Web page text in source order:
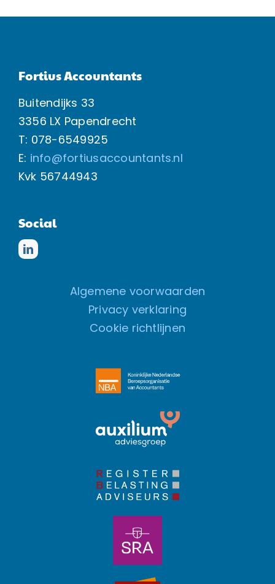
Fortius Accountants
Buitendijks 33
3356 LX Papendrecht
T: 078-6549925
E: info@fortiusaccountants.nl
Kvk 56744943
Social
Algemene voorwaarden
Privacy verklaring
Cookie richtlijnen